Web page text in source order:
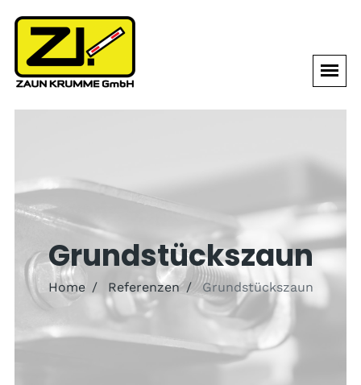
LEISTUNGEN
REFERENZEN
TEAM
PARTNER
Grundstückszaun
Home Referenzen Grundstückszaun